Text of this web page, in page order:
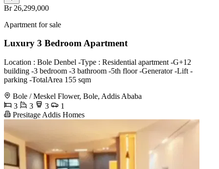
Br 26,299,000
Apartment for sale
Luxury 3 Bedroom Apartment
Location : Bole Denbel -Type : Residential apartment -G+12
building -3 bedroom -3 bathroom -5th floor -Generator -Lift -
parking -TotalArea 155 sqm
Bole / Meskel Flower, Bole, Addis Ababa
3
3 3
1
Presitage Addis Homes